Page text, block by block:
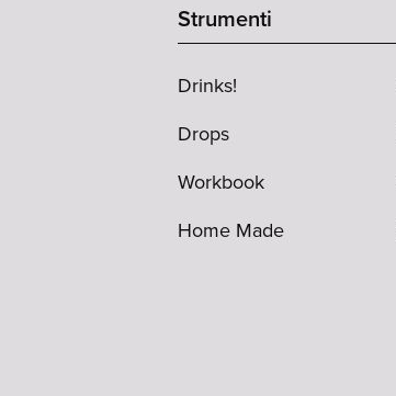
Strumenti
Drinks!
Drops
Workbook
Home Made